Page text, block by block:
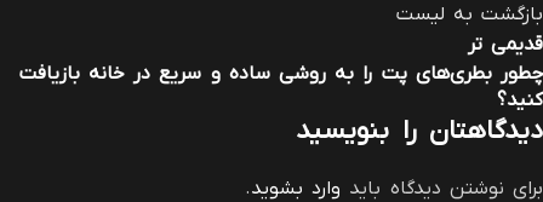
بازگشت به لیست
قدیمی تر
چطور بطری‌های پت را به روشی ساده و سریع در خانه بازیافت
کنید؟
دیدگاهتان را بنویسید
برای نوشتن دیدگاه باید وارد بشوید.